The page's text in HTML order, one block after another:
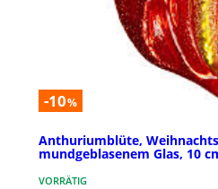
-10%
Anthuriumblüte,
mundgeblasenem Glas, 10
VORRÄTIG